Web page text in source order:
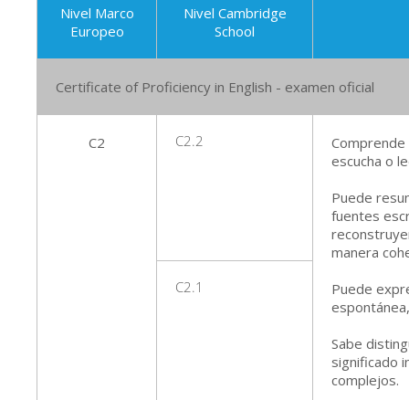
Nivel Marco
Europeo
Nivel Cambridge
School
Certificate of Proficiency in English - examen oficial
C2 C2.2
escucha o
Puede
fuentes
manera
Puede
Sabe
significado
complejos.
C2.1